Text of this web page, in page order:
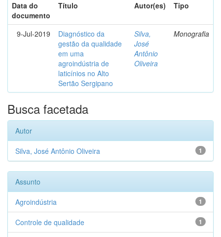
Data do
documento
Título Autor(es) Tipo
9-Jul-2019
Diagnóstico da
gestão da qualidade
em uma
agroindústria de
laticínios no Alto
Sertão Sergipano
Silva,
José
Antônio
Oliveira
Monografia
Busca facetada
Autor
1
Silva, José Antônio Oliveira
Assunto
1
Agroindústria
1
Controle de qualidade